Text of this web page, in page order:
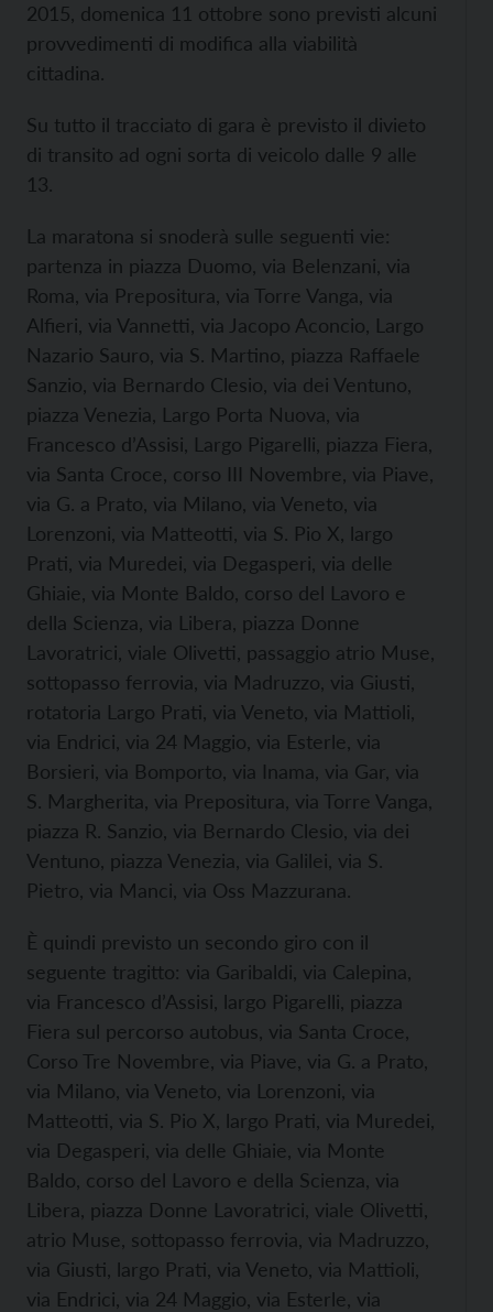
2015, domenica 11 ottobre sono previsti alcuni
provvedimenti di modifica alla viabilità
cittadina.
Su tutto il tracciato di gara è previsto il divieto
di transito ad ogni sorta di veicolo dalle 9 alle
13.
La maratona si snoderà sulle seguenti vie:
partenza in piazza Duomo, via Belenzani, via
Roma, via Prepositura, via Torre Vanga, via
Alfieri, via Vannetti, via Jacopo Aconcio, Largo
Nazario Sauro, via S. Martino, piazza Raffaele
Sanzio, via Bernardo Clesio, via dei Ventuno,
piazza Venezia, Largo Porta Nuova, via
Francesco d’Assisi, Largo Pigarelli, piazza Fiera,
via Santa Croce, corso III Novembre, via Piave,
via G. a Prato, via Milano, via Veneto, via
Lorenzoni, via Matteotti, via S. Pio X, largo
Prati, via Muredei, via Degasperi, via delle
Ghiaie, via Monte Baldo, corso del Lavoro e
della Scienza, via Libera, piazza Donne
Lavoratrici, viale Olivetti, passaggio atrio Muse,
sottopasso ferrovia, via Madruzzo, via Giusti,
rotatoria Largo Prati, via Veneto, via Mattioli,
via Endrici, via 24 Maggio, via Esterle, via
Borsieri, via Bomporto, via Inama, via Gar, via
S. Margherita, via Prepositura, via Torre Vanga,
piazza R. Sanzio, via Bernardo Clesio, via dei
Ventuno, piazza Venezia, via Galilei, via S.
Pietro, via Manci, via Oss Mazzurana.
È quindi previsto un secondo giro con il
seguente tragitto: via Garibaldi, via Calepina,
via Francesco d’Assisi, largo Pigarelli, piazza
Fiera sul percorso autobus, via Santa Croce,
Corso Tre Novembre, via Piave, via G. a Prato,
via Milano, via Veneto, via Lorenzoni, via
Matteotti, via S. Pio X, largo Prati, via Muredei,
via Degasperi, via delle Ghiaie, via Monte
Baldo, corso del Lavoro e della Scienza, via
Libera, piazza Donne Lavoratrici, viale Olivetti,
atrio Muse, sottopasso ferrovia, via Madruzzo,
via Giusti, largo Prati, via Veneto, via Mattioli,
via Endrici, via 24 Maggio, via Esterle, via